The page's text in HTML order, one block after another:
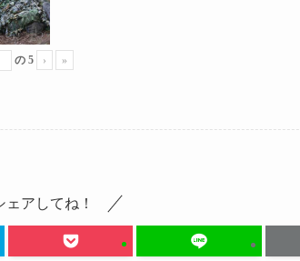
の 5 › »
アしてね！